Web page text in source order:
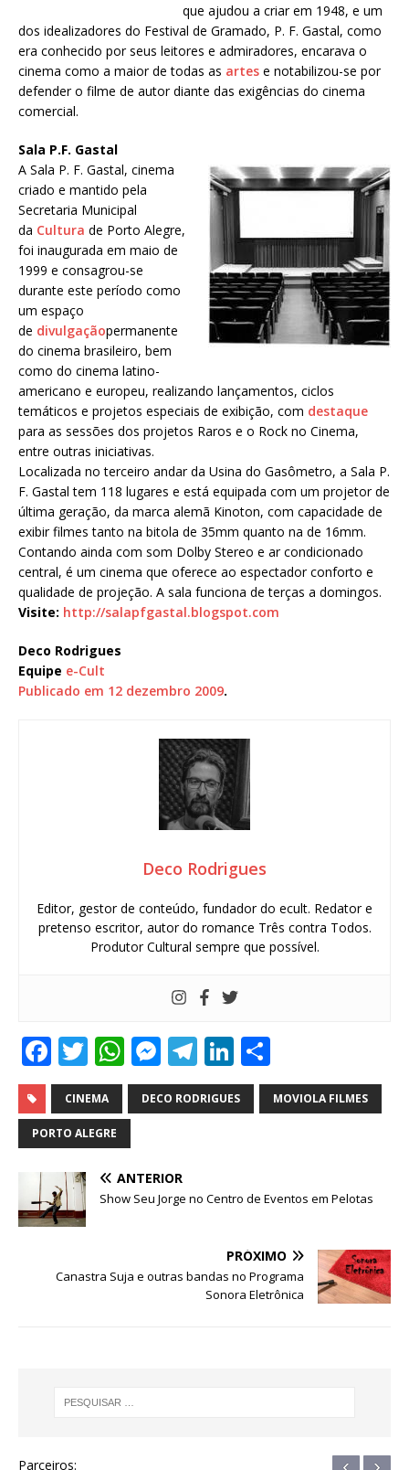
que ajudou a criar em 1948, e um
dos idealizadores do Festival de Gramado, P. F. Gastal, como
era conhecido por seus leitores e admiradores, encarava o
cinema como a maior de todas as artes e notabilizou-se por
defender o filme de autor diante das exigências do cinema
comercial.
Sala P.F. Gastal
A Sala P. F. Gastal, cinema
criado e mantido pela
Secretaria Municipal
da Cultura de Porto Alegre,
foi inaugurada em maio de
1999 e consagrou-se
durante este período como
um espaço
de divulgaçãopermanente
do cinema brasileiro, bem
como do cinema latino-
americano e europeu, realizando lançamentos, ciclos
temáticos e projetos especiais de exibição, com destaque
para as sessões dos projetos Raros e o Rock no Cinema,
entre outras iniciativas.
Localizada no terceiro andar da Usina do Gasômetro, a Sala P.
F. Gastal tem 118 lugares e está equipada com um projetor de
última geração, da marca alemã Kinoton, com capacidade de
exibir filmes tanto na bitola de 35mm quanto na de 16mm.
Contando ainda com som Dolby Stereo e ar condicionado
central, é um cinema que oferece ao espectador conforto e
qualidade de projeção. A sala funciona de terças a domingos.
Visite: http://salapfgastal.blogspot.com
Deco Rodrigues
Equipe e-Cult
Publicado em 12 dezembro 2009.
Deco Rodrigues
Editor, gestor de conteúdo, fundador do ecult. Redator e
pretenso escritor, autor do romance Três contra Todos.
Produtor Cultural sempre que possível.
F
a
c
e
b
o
o
T
w
it
te
W
h
at
s
A
p
M
e
ss
n
g
T
el
e
m
Li
n
k
n
h
ar
CINEMA DECO RODRIGUES MOVIOLA FILMES
PORTO ALEGRE
ANTERIOR
Show Seu Jorge no Centro de Eventos em Pelotas
PRÓXIMO
Canastra Suja e outras bandas no Programa
Sonora Eletrônica
Parceiros: